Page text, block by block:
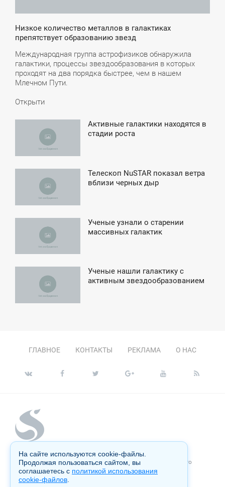
Низкое количество металлов в галактиках
препятствует образованию звезд
Международная группа астрофизиков обнаружила
галактики, процессы звездообразования в которых
проходят на два порядка быстрее, чем в нашем
Млечном Пути.
Открыти
Активные галактики находятся в
стадии роста
Телескоп NuSTAR показал ветра
вблизи черных дыр
Ученые узнали о старении
массивных галактик
Ученые нашли галактику с
активным звездообразованием
ГЛАВНОЕ КОНТАКТЫ РЕКЛАМА О НАС
Копирование материалов сайта запрещено без письменного
согласия администрации и преследуется по закону.
Настоящий ресурс может содержать материалы 18+
На сайте используются cookie-файлы.
Продолжая пользоваться сайтом, вы
соглашаетесь с политикой использования
cookie-файлов